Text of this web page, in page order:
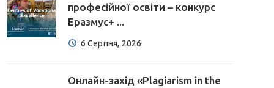
професійної освіти – конкурс
Еразмус+ ...
6 Серпня, 2026
Онлайн-захід «Plagiarism in the